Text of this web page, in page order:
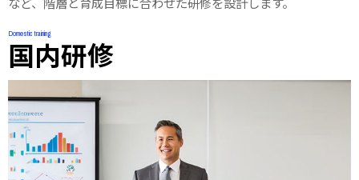
Domestic training
国内研修